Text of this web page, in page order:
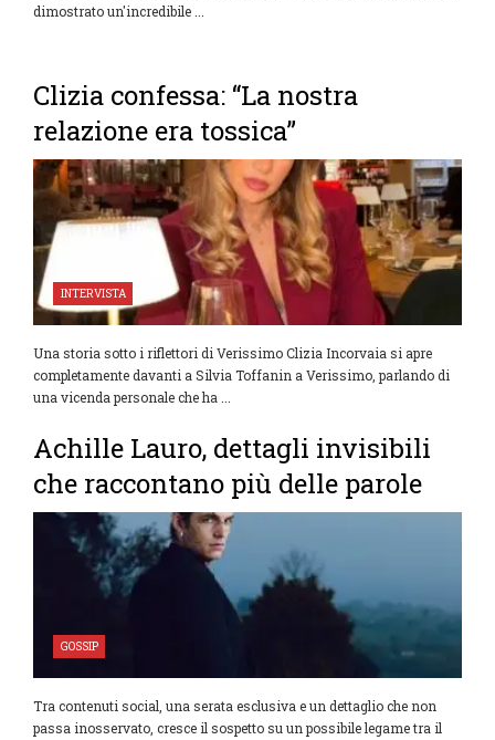
dimostrato un'incredibile ...
Clizia confessa: “La nostra
relazione era tossica”
INTERVISTA
Una storia sotto i riflettori di Verissimo Clizia Incorvaia si apre
completamente davanti a Silvia Toffanin a Verissimo, parlando di
una vicenda personale che ha ...
Achille Lauro, dettagli invisibili
che raccontano più delle parole
GOSSIP
Tra contenuti social, una serata esclusiva e un dettaglio che non
passa inosservato, cresce il sospetto su un possibile legame tra il